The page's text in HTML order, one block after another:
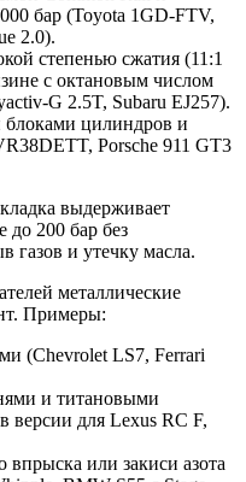
бар (Toyota 1GD-FTV,
2.0).
степенью сжатия (11:1
с октановым числом
G 2.5T, Subaru EJ257).
цилиндров и
Porsche 911 GT3
выдерживает
до 200 бар без
газов и утечку масла.
металлические
Примеры:
(Chevrolet LS7, Ferrari
и титановыми
версии для Lexus RC F,
или закиси азота